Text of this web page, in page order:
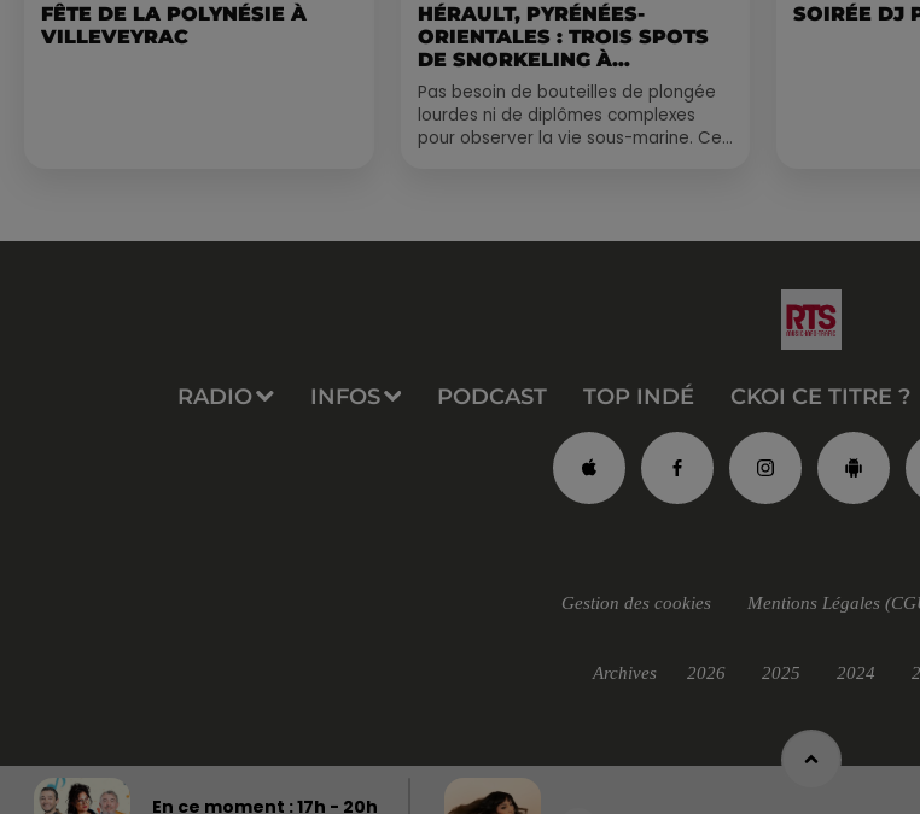
FÊTE DE LA POLYNÉSIE À
VILLEVEYRAC
HÉRAULT, PYRÉNÉES-
ORIENTALES : TROIS SPOTS
DE SNORKELING À
EXPLORER...
Pas besoin de bouteilles de plongée
lourdes ni de diplômes complexes
pour observer la vie sous-marine. Cet
SOIRÉE DJ
RADIO INFOS PODCAST TOP INDÉ CKOI CE TITRE ?
En ce moment :17h - 20h
Gestion des cookies Mentions Légales
Archives 2026 2025 2024